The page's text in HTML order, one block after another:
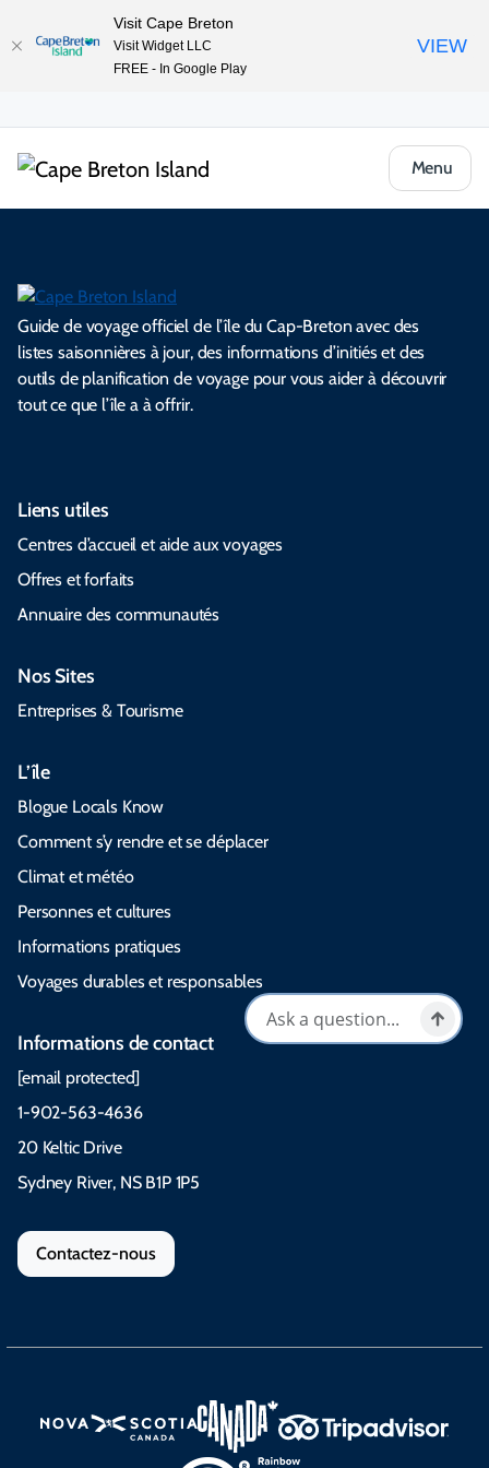
Menu
Guide de voyage officiel de l’île du Cap-Breton avec des
listes saisonnières à jour, des informations d’initiés et des
outils de planification de voyage pour vous aider à découvrir
tout ce que l’île a à offrir.
Liens utiles
Centres d’accueil et aide aux voyages
Offres et forfaits
Annuaire des communautés
Nos Sites
Entreprises & Tourisme
L’île
Blogue Locals Know
Comment s’y rendre et se déplacer
Climat et météo
Personnes et cultures
Informations pratiques
Voyages durables et responsables
Informations de contact
[email protected]
1-902-563-4636
20 Keltic Drive
Sydney River, NS B1P 1P5
Contactez-nous
Visit Cape Breton
Visit Widget LLC
FREE - In Google Play
VIEW